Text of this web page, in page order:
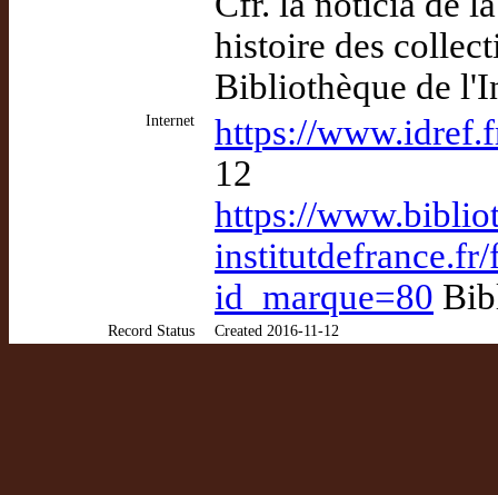
histoire des
Bibliothèque de
Internet
https://
12
https://
institutdefrance.fr/
id_marque=80
Record Status Created 2016-11-12